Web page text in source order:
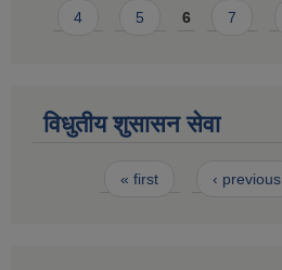
4 5 6 7
विधुतीय शुसासन सेवा
Pages« first ‹ previous